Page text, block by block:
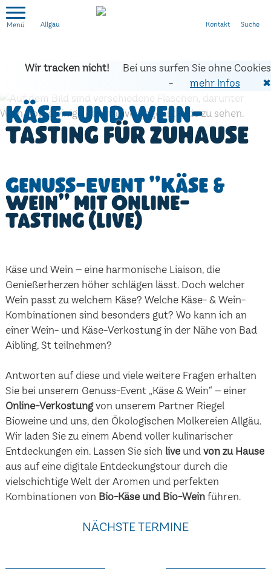
Allgäu
Wir tracken nicht!
Bei uns surfen Sie ohne Cookies
-
mehr Infos ✖
Käse- und Wein-
Tasting für zuhause
Genuss-Event "Käse &
Wein" mit Online-
Tasting (live)
Käse und Wein – eine harmonische Liaison, die
Genießerherzen höher schlägen lässt. Doch welcher
Wein passt zu welchem Käse? Welche Käse- & Wein-
Kombinationen sind besonders gut? Wo kann ich an
einer Wein- und Käse-Verkostung in der Nähe von Bad
Aibling, St teilnehmen?
Antworten auf diese und viele weitere Fragen erhalten
Sie bei unserem Genuss-Event „Käse & Wein“ – einer
Online-Verkostungvon unserem Partner Riegel
Bioweine und uns, den Ökologischen Molkereien Allgäu.
Wir laden Sie zu einem Abend voller kulinarischer
Entdeckungen ein. Lassen Sie sich live und von zu Hause
aus auf eine digitale Entdeckungstour durch die
vielschichtige Welt der Aromen und perfekten
Kombinationen von Bio-Käse und Bio-Weinführen.
NÄCHSTE TERMINE